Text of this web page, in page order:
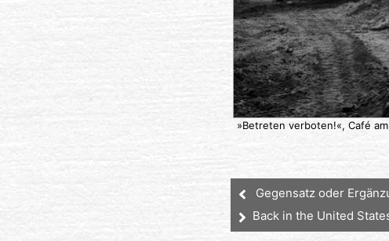
»Betreten verboten!«, Café
Gegensatz oder
Back in the United